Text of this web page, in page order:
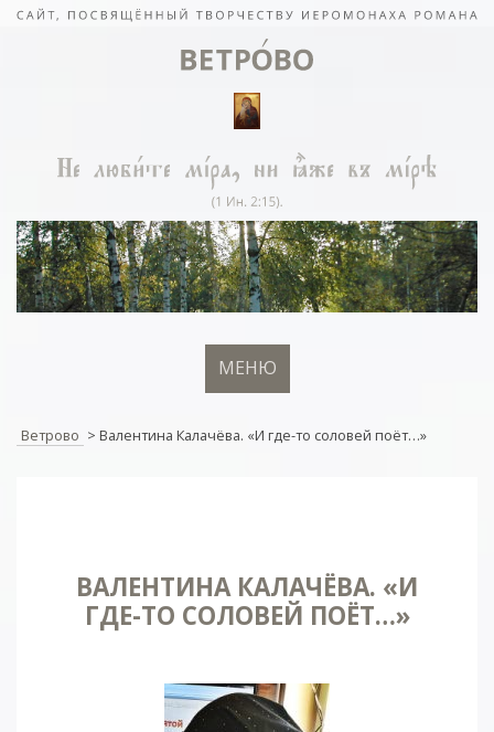
МЕНЮ
Ветрово > Валентина Калачёва. «И где-то соловей поëт…»
ВАЛЕНТИНА КАЛАЧЁВА. «И
ГДЕ-ТО СОЛОВЕЙ ПОËТ…»